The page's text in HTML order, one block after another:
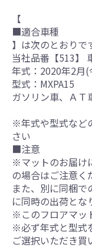
【
■適合車種
】は次のとおりで
当社品番【513】
年式：2020年2月
型式：MXPA15
ガソリン車、ＡＴ
※年式や型式など
さい
■注意
※マットのお届け
の場合はご注意く
また、別に同梱
に同時の出荷とな
※このフロアマッ
※必ず年式と型式
ご選択いただき買